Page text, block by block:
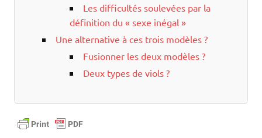
Les difficultés soulevées par la
définition du « sexe inégal »
Une alternative à ces trois modèles ?
Fusionner les deux modèles ?
Deux types de viols ?